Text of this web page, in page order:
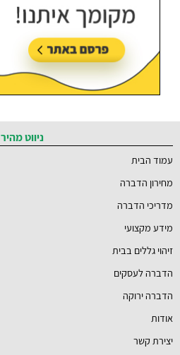
ניווט מהיר
עמוד הבית
מחירון הדברה
מדריכי הדברה
מידע מקצועי
זיהוי גללים בבית
הדברה לעסקים
הדברה ירוקה
אודות
יצירת קשר